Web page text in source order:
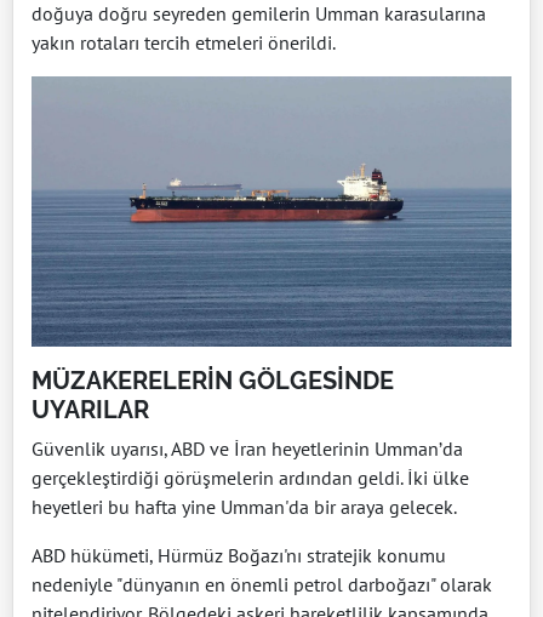
doğuya doğru seyreden gemilerin Umman karasularına
yakın rotaları tercih etmeleri önerildi.
MÜZAKERELERİN GÖLGESİNDE
UYARILAR
Güvenlik uyarısı, ABD ve İran heyetlerinin Umman’da
gerçekleştirdiği görüşmelerin ardından geldi. İki ülke
heyetleri bu hafta yine Umman'da bir araya gelecek.
ABD hükümeti, Hürmüz Boğazı'nı stratejik konumu
nedeniyle "dünyanın en önemli petrol darboğazı" olarak